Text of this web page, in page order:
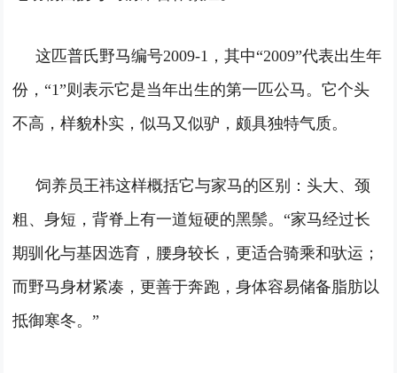
这匹普氏野马编号2009-1，其中“2009”代表出生年
份，“1”则表示它是当年出生的第一匹公马。它个头
不高，样貌朴实，似马又似驴，颇具独特气质。
饲养员王祎这样概括它与家马的区别：头大、颈
粗、身短，背脊上有一道短硬的黑鬃。“家马经过长
期驯化与基因选育，腰身较长，更适合骑乘和驮运；
而野马身材紧凑，更善于奔跑，身体容易储备脂肪以
抵御寒冬。”